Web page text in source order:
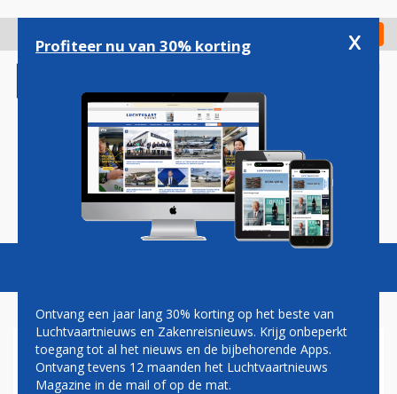
gaan
Check in
Magazine Podcasts Vacatures
SAUDIA
Profiteer nu van 30% korting x
Ontvang een jaar lang 30% korting op het beste van
Luchtvaartnieuws en Zakenreisnieuws. Krijg onbeperkt
toegang tot al het nieuws en de bijbehorende Apps.
Ontvang tevens 12 maanden het Luchtvaartnieuws
Magazine in de mail of op de mat.